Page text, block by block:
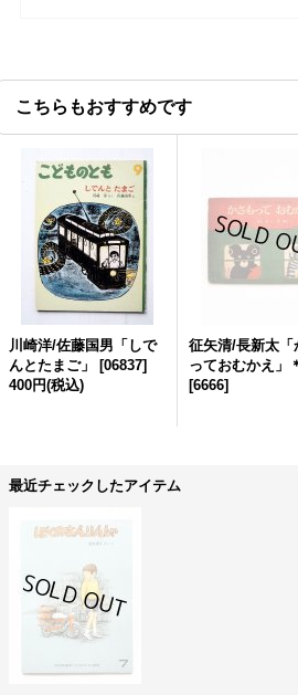
こちらもおすすめです
川崎洋/佐藤国男「しで
んとたまご」
[06837]
400円(税込)
征矢清/長新太「
っておむかえ」
[6666]
最近チェックしたアイテム